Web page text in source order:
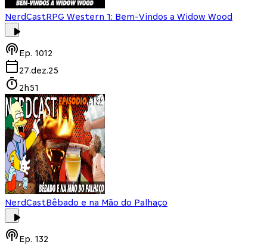
NerdCastRPG Western 1: Bem-Vindos a Widow Wood
Ep. 1012
27.dez.25
2h51
NerdCastBêbado e na Mão do Palhaço
Ep. 132